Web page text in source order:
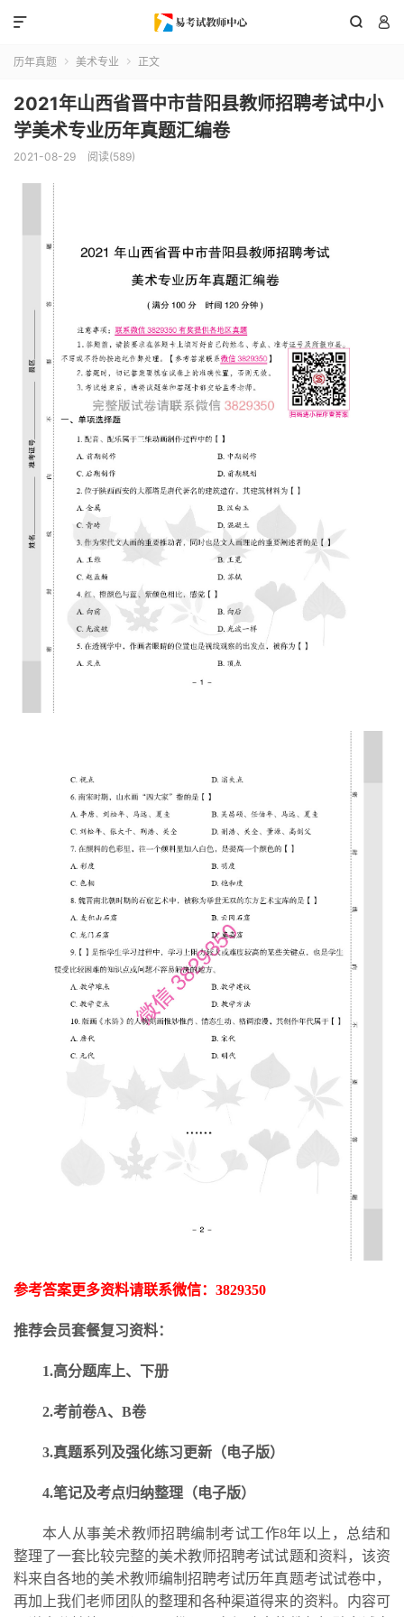
 

历年真题  美术专业  正文
2021年山西省晋中市昔阳县教师招聘考试中小
学美术专业历年真题汇编卷
2021-08-29 阅读(589)
参考答案更多资料请联系微信： 3829350
推荐会员套餐复习资料：
1.高分题库上、下册
2.考前卷A、B卷
3.真题系列及强化练习更新 （电子版）
4.笔记及考点归纳整理（电子版）
本人从事美术教师招聘编制考试工作8年以上，总结和
整理了一套比较完整的美术教师招聘考试试题和资料，该资
料来自各地的美术教师编制招聘考试历年真题考试试卷中，
再加上我们老师团队的整理和各种渠道得来的资料。内容可